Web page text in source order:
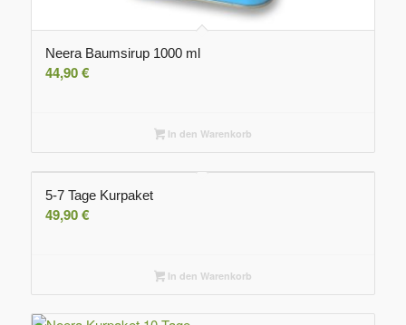
5.00
Neera Baumsirup 1000 ml
44,90€
In den Warenkorb
5-7 Tage Kurpaket
49,90€
In den Warenkorb